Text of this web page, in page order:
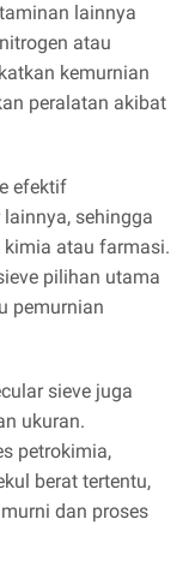
lainnya
atau
kemurnian
peralatan akibat
efektif
sehingga
atau farmasi.
pilihan utama
pemurnian
sieve juga
ukuran.
petrokimia,
berat tertentu,
dan proses